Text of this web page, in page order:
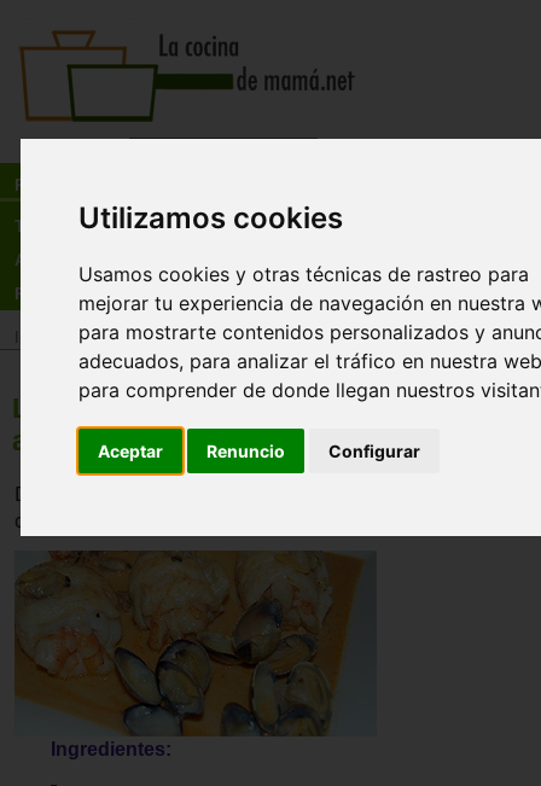
Utilizamos cookies
Usamos cookies y otras técnicas de rastreo para
mejorar tu experiencia de navegación en nuestra
para mostrarte contenidos personalizados y
adecuados, para analizar el tráfico en nuestra
para comprender de donde llegan nuestros
Aceptar Renuncio Configurar
Recetas
Tienda
Actualidad
Registro
Recetas >Pescados y mariscos
Lenguados rellenos de mariscos con
almejas
Delicioso lenguado relleno de mariscos y acompañado
chuparse los dedos.
Ingredientes: